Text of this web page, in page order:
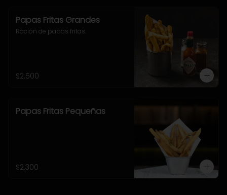
Papas Fritas Grandes
Ración de papas fritas.
$2.500
Papas Fritas Pequeñas
$2.300